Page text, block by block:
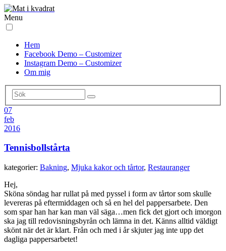
Menu
Hem
Facebook Demo – Customizer
Instagram Demo – Customizer
Om mig
07
feb
2016
Tennisbollstårta
kategorier: Bakning, Mjuka kakor och tårtor, Restauranger
Hej,
Sköna söndag har rullat på med pyssel i form av tårtor som skulle
levereras på eftermiddagen och så en hel del pappersarbete. Den
som spar han har kan man väl säga…men fick det gjort och imorgon
ska jag till redovisningsbyrån och lämna in det. Känns alltid väldigt
skönt när det är klart. Från och med i år skjuter jag inte upp det
dagliga pappersarbetet!